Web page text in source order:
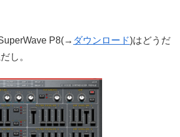
P8(→ ダウンロード)はどうだ
し。